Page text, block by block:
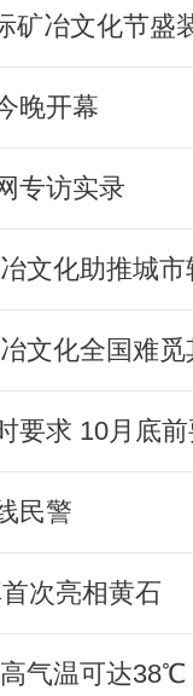
矿冶文化节盛
晚开幕
专访实录
文化助推城市
文化全国难觅
要求 10月底
民警
次亮相黄石
气温可达38℃